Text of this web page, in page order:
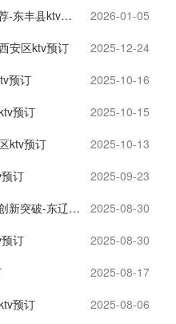
丰县ktv预订
2026-01-05
安区ktv预订
2025-12-24
预订
2025-10-16
预订
2025-10-15
ktv预订
2025-10-13
订
2025-09-23
-东辽县ktv预订
2025-08-30
订
2025-08-30
2025-08-17
预订
2025-08-06